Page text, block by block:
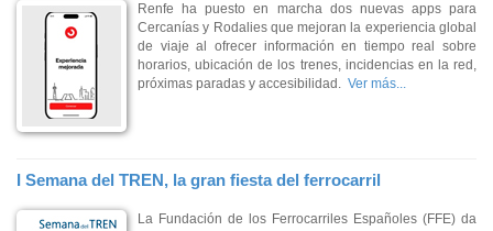
Renfe ha puesto en marcha dos nuevas apps para
Cercanías y Rodalies que mejoran la experiencia global
de viaje al ofrecer información en tiempo real sobre
horarios, ubicación de los trenes, incidencias en la red,
próximas paradas y accesibilidad. Ver más...
I Semana del TREN, la gran fiesta del ferrocarril
La Fundación de los Ferrocarriles Españoles (FFE) da